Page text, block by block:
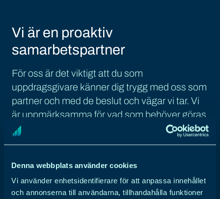
Denna webbplats använder cookies
Vi använder enhetsidentifierare för att anpassa innehållet
och annonserna till användarna, tillhandahålla funktioner
Vi är en proaktiv
samarbetspartner
För oss är det viktigt att du som
uppdragsgivare känner dig trygg med oss som
partner och med de beslut och vägar vi tar. Vi
är uppmärksamma för vad som behöver göras
och vad vi ska prioritera. Genom analyser och
kontinuerliga utvärderingar ser vi över behoven
marknadsföring ska utvecklas.